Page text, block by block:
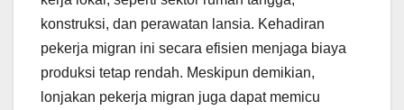
konstruksi, dan perawatan lansia. Kehadiran
pekerja migran ini secara efisien menjaga biaya
produksi tetap rendah. Meskipun demikian,
lonjakan pekerja migran juga dapat memicu